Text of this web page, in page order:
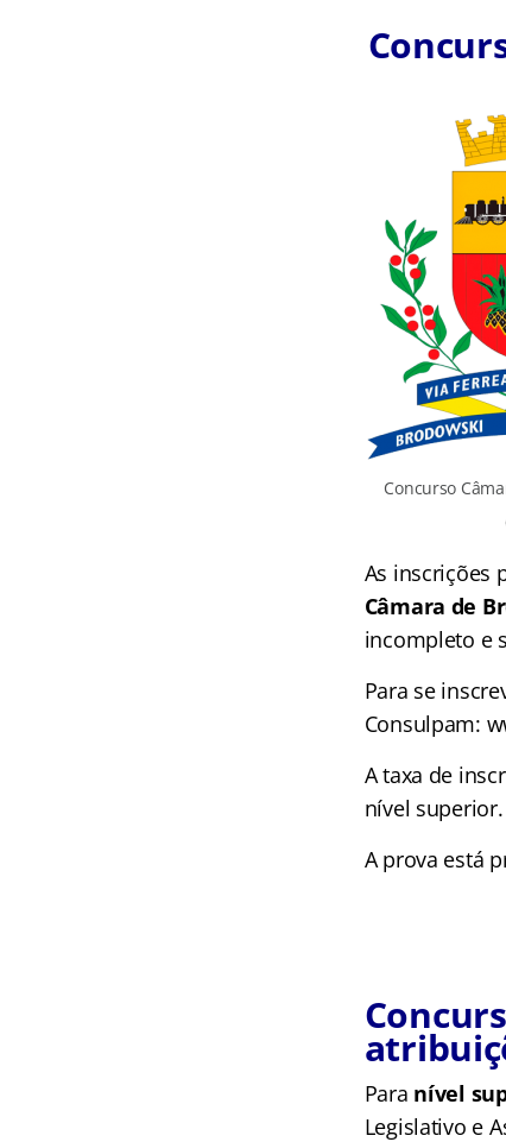
Concurso
As inscrições
Câmara de
incompleto e
Para se
Consulpam:
A taxa de
nível superior.
A prova está
Para nível
Legislativo e